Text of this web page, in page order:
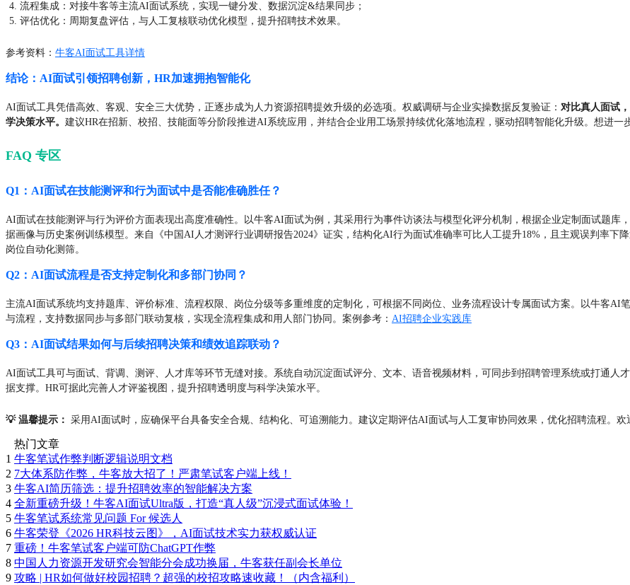
流程集成：对接牛客等主流AI面试系统，实现一键分发、数据沉淀&结果同步；
评估优化：周期复盘评估，与人工复核联动优化模型，提升招聘技术效果。
参考资料： 牛客AI面试工具详情
结论：AI面试引领招聘创新，HR加速拥抱智能化
AI面试工具凭借高效、客观、安全三大优势，正逐步成为人力资源招聘提效升级的必选项。权威调研与企业实操数据反复验证： 对比真人面试
学决策水平。 建议HR在招新、校招、技能面等分阶段推进AI系统应用，并结合企业用工场景持续优化落地流程，驱动招聘智能化升级。想进一
FAQ 专区
Q1：AI面试在技能测评和行为面试中是否能准确胜任？
AI面试在技能测评与行为评价方面表现出高度准确性。以牛客AI面试为例，其采用行为事件访谈法与模型化评分机制，根据企业定制面试题库
据画像与历史案例训练模型。来自《中国AI人才测评行业调研报告2024》证实，结构化AI行为面试准确率可比人工提升18%，且主观误判率下
岗位自动化测筛。
Q2：AI面试流程是否支持定制化和多部门协同？
主流AI面试系统均支持题库、评价标准、流程权限、岗位分级等多重维度的定制化，可根据不同岗位、业务流程设计专属面试方案。以牛客
与流程，支持数据同步与多部门联动复核，实现全流程集成和用人部门协同。案例参考： AI招聘企业实践库
Q3：AI面试结果如何与后续招聘决策和绩效追踪联动？
AI面试工具可与面试、背调、测评、人才库等环节无缝对接。系统自动沉淀面试评分、文本、语音视频材料，可同步到招聘管理系统或打通人
据支撑。HR可据此完善人才评鉴视图，提升招聘透明度与科学决策水平。
💡 温馨提示： 采用AI面试时，应确保平台具备安全合规、结构化、可追溯能力。建议定期评估AI面试与人工复审协同效果，优化招聘流程。欢
热门文章
1 牛客笔试作弊判断逻辑说明文档
2 7大体系防作弊，牛客放大招了！严肃笔试客户端上线！
3 牛客AI简历筛选：提升招聘效率的智能解决方案
4 全新重磅升级！牛客AI面试Ultra版，打造“真人级”沉浸式面试体验！
5 牛客笔试系统常见问题 For 候选人
6 牛客荣登《2026 HR科技云图》，AI面试技术实力获权威认证
7 重磅！牛客笔试客户端可防ChatGPT作弊
8 中国人力资源开发研究会智能分会成功换届，牛客获任副会长单位
9 攻略 | HR如何做好校园招聘？超强的校招攻略速收藏！（内含福利）